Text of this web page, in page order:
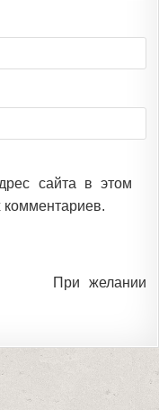
сайта в этом
При желании